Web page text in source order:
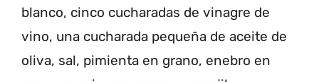
blanco, cinco cucharadas de vinagre de
vino, una cucharada pequeña de aceite de
oliva, sal, pimienta en grano, enebro en